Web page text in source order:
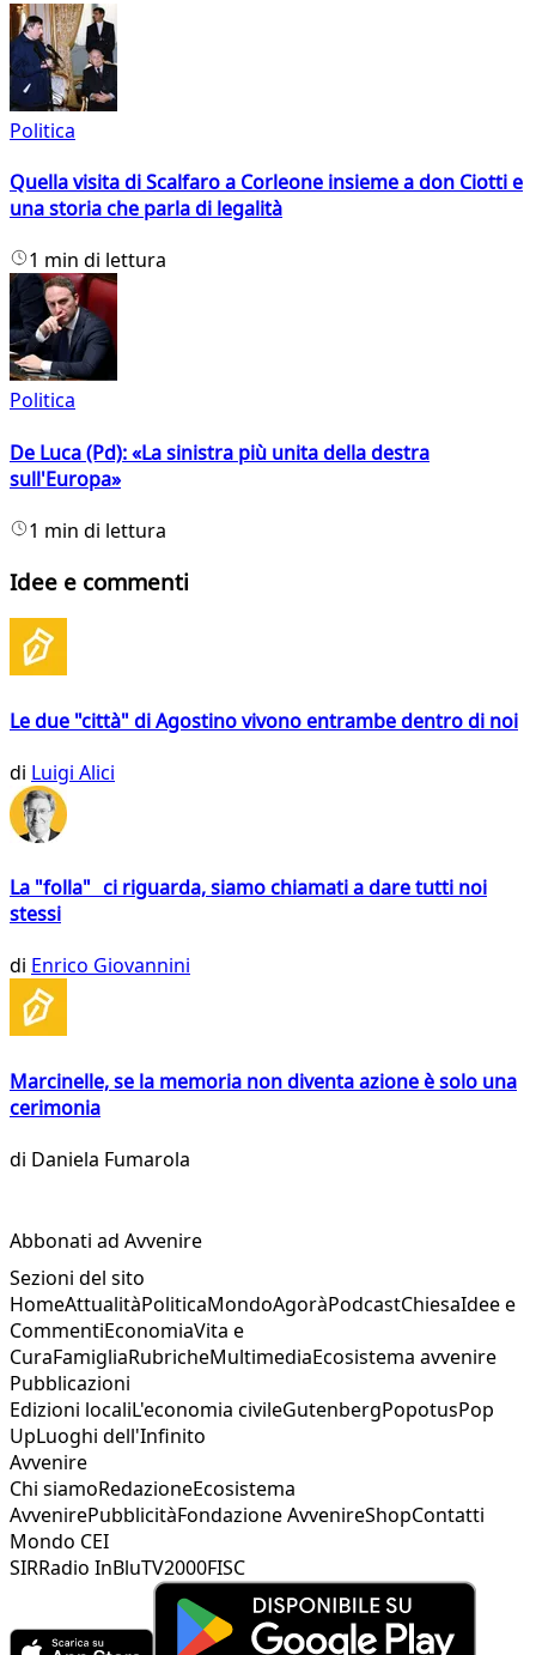
Politica
Quella visita di Scalfaro a Corleone insieme a don Ciotti e
una storia che parla di legalità
1 min di lettura
Politica
De Luca (Pd): «La sinistra più unita della destra
sull'Europa»
1 min di lettura
Idee e commenti
Le due "città" di Agostino vivono entrambe dentro di noi
di Luigi Alici
La "folla" ci riguarda, siamo chiamati a dare tutti noi
stessi
di Enrico Giovannini
Marcinelle, se la memoria non diventa azione è solo una
cerimonia
di Daniela Fumarola
Abbonati ad Avvenire
Sezioni del sito
HomeAttualitàPoliticaMondoAgoràPodcastChiesaIdee e
CommentiEconomiaVita e
CuraFamigliaRubricheMultimediaEcosistema avvenire
Pubblicazioni
Edizioni localiL'economia civileGutenbergPopotusPop
UpLuoghi dell'Infinito
Avvenire
Chi siamoRedazioneEcosistema
AvvenirePubblicitàFondazione AvvenireShopContatti
Mondo CEI
SIRRadio InBluTV2000FISC